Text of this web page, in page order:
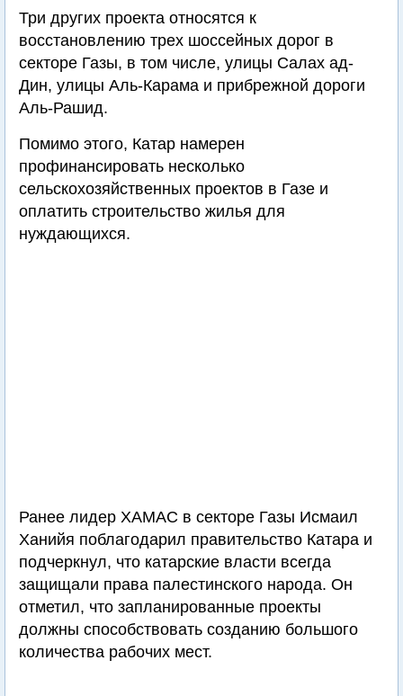
Три других проекта относятся к
восстановлению трех шоссейных дорог в
секторе Газы, в том числе, улицы Салах ад-
Дин, улицы Аль-Карама и прибрежной дороги
Аль-Рашид.
Помимо этого, Катар намерен
профинансировать несколько
сельскохозяйственных проектов в Газе и
оплатить строительство жилья для
нуждающихся.
Ранее лидер ХАМАС в секторе Газы Исмаил
Ханийя поблагодарил правительство Катара и
подчеркнул, что катарские власти всегда
защищали права палестинского народа. Он
отметил, что запланированные проекты
должны способствовать созданию большого
количества рабочих мест.